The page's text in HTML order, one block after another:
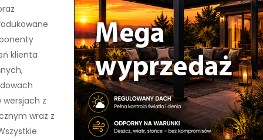
klienta
z
wraz z